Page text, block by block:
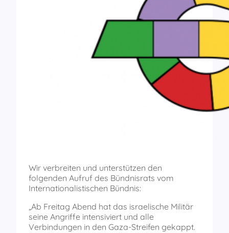
Wir verbreiten und unterstützen den
folgenden Aufruf des Bündnisrats vom
Internationalistischen Bündnis:
„Ab Freitag Abend hat das israelische Militär
seine Angriffe intensiviert und alle
Verbindungen in den Gaza-Streifen gekappt.